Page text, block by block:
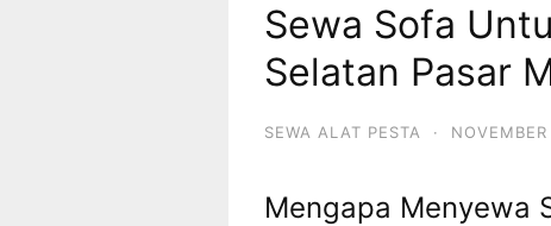
Sewa Sofa
Selatan Pasar
SEWA ALAT PESTA ·
Mengapa Menyewa